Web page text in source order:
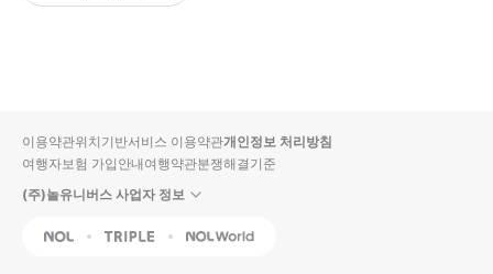
입니
다.
순
상
이용약관위치기반서비스 이용약관개인정보 처리방침
여행자보험 가입안내여행약관분쟁해결기준
(주)놀유니버스 사업자 정보
NOL Triple Interpark Global